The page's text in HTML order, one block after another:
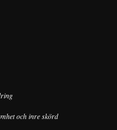
och inre skörd